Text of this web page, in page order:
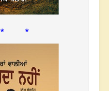
*